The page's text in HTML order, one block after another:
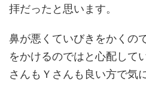
拝だったと思います。
鼻が悪くていびきをかくの
をかけるのではと心配して
さんもＹさんも良い方で気